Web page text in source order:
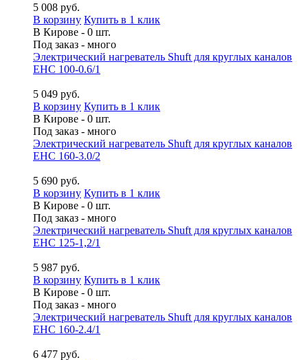
5 008 руб.
В корзину Купить в 1 клик
В Кирове - 0 шт.
Под заказ - много
Электрический нагреватель Shuft для круглых каналов
EHC 100-0.6/1
5 049 руб.
В корзину Купить в 1 клик
В Кирове - 0 шт.
Под заказ - много
Электрический нагреватель Shuft для круглых каналов
EHC 160-3.0/2
5 690 руб.
В корзину Купить в 1 клик
В Кирове - 0 шт.
Под заказ - много
Электрический нагреватель Shuft для круглых каналов
EHC 125-1,2/1
5 987 руб.
В корзину Купить в 1 клик
В Кирове - 0 шт.
Под заказ - много
Электрический нагреватель Shuft для круглых каналов
EHC 160-2.4/1
6 477 руб.